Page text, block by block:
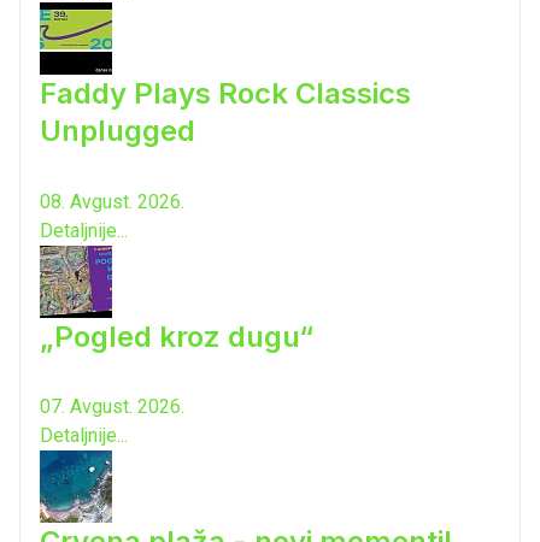
Faddy Plays Rock Classics
Unplugged
08. Avgust. 2026.
Detaljnije...
„Pogled kroz dugu“
07. Avgust. 2026.
Detaljnije...